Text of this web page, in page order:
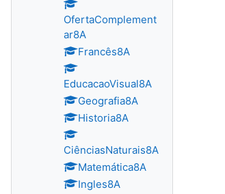
OfertaComplement
ar8A
Francês8A
EducacaoVisual8A
Geografia8A
Historia8A
CiênciasNaturais8A
Matemática8A
Ingles8A